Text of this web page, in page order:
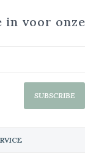
in voor
SUBSCRIBE